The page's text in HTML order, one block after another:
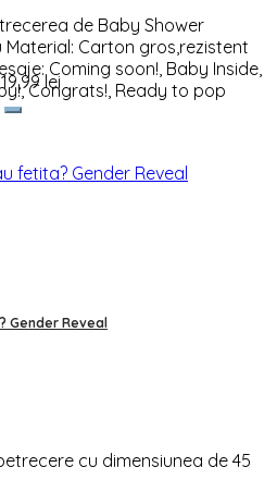
de Baby Shower
Material: Carton gros,rezistent
Coming soon!, Baby Inside,
Congrats!, Ready to pop
19,99 lei
Gender Reveal
cu dimensiunea de 45